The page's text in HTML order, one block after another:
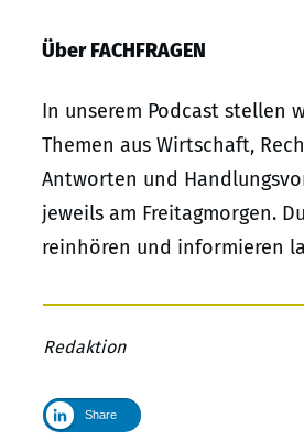
Über FACHFRAGEN
In unserem Podcast stellen
Themen aus Wirtschaft,
Antworten und
jeweils am Freitagmorgen.
reinhören und informieren
Redaktion
Share